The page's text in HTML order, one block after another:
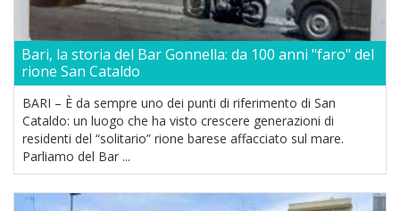
Bari, la storia del Bar Gonnella: da 100 anni "faro" del
rione San Cataldo
BARI – È da sempre uno dei punti di riferimento di San
Cataldo: un luogo che ha visto crescere generazioni di
residenti del “solitario” rione barese affacciato sul mare.
Parliamo del Bar ...